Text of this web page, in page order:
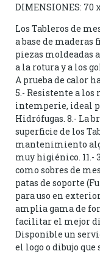
DIMENSIONES: 70
Los Tableros de
a base de maderas
piezas moldeadas
a la rotura y a los
A prueba de calor
5.- Resistente a los
intemperie, ideal
Hidrófugas. 8.- La
superficie de los
mantenimiento
muy higiénico. 11.-
como sobres de
patas de soporte
para uso en
amplia gama de
facilitar el mejor
Disponible un
el logo o dibujo que